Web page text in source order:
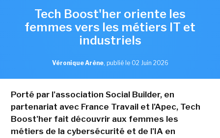
Tech Boost'her oriente les
femmes vers les métiers IT et
industriels
Véronique Arène, publié le 02 Juin 2026
Porté par l'association Social Builder, en
partenariat avec France Travail et l'Apec, Tech
Boost'her fait découvrir aux femmes les
métiers de la cybersécurité et de l'IA en